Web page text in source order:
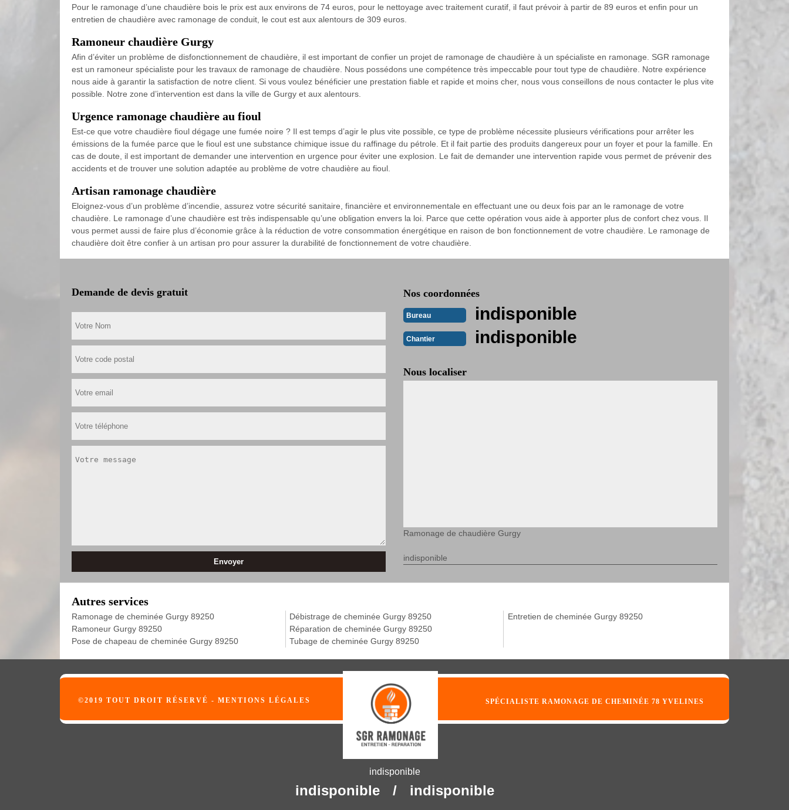
Pour le ramonage d’une chaudière bois le prix est aux environs de 74 euros, pour le nettoyage avec traitement curatif, il faut prévoir à partir de 89 euros et enfin pour un
entretien de chaudière avec ramonage de conduit, le cout est aux alentours de 309 euros.
Ramoneur chaudière Gurgy
Afin d’éviter un problème de disfonctionnement de chaudière, il est important de confier un projet de ramonage de chaudière à un spécialiste en ramonage. SGR ramonage
est un ramoneur spécialiste pour les travaux de ramonage de chaudière. Nous possédons une compétence très impeccable pour tout type de chaudière. Notre expérience
nous aide à garantir la satisfaction de notre client. Si vous voulez bénéficier une prestation fiable et rapide et moins cher, nous vous conseillons de nous contacter le plus vite
possible. Notre zone d’intervention est dans la ville de Gurgy et aux alentours.
Urgence ramonage chaudière au fioul
Est-ce que votre chaudière fioul dégage une fumée noire ? Il est temps d’agir le plus vite possible, ce type de problème nécessite plusieurs vérifications pour arrêter les
émissions de la fumée parce que le fioul est une substance chimique issue du raffinage du pétrole. Et il fait partie des produits dangereux pour un foyer et pour la famille. En
cas de doute, il est important de demander une intervention en urgence pour éviter une explosion. Le fait de demander une intervention rapide vous permet de prévenir des
accidents et de trouver une solution adaptée au problème de votre chaudière au fioul.
Artisan ramonage chaudière
Eloignez-vous d’un problème d’incendie, assurez votre sécurité sanitaire, financière et environnementale en effectuant une ou deux fois par an le ramonage de votre
chaudière. Le ramonage d’une chaudière est très indispensable qu’une obligation envers la loi. Parce que cette opération vous aide à apporter plus de confort chez vous. Il
vous permet aussi de faire plus d’économie grâce à la réduction de votre consommation énergétique en raison de bon fonctionnement de votre chaudière. Le ramonage de
chaudière doit être confier à un artisan pro pour assurer la durabilité de fonctionnement de votre chaudière.
Demande de devis gratuit Nos coordonnées
Bureau indisponible
Chantier indisponible
Nous localiser
Ramonage de chaudière Gurgy
indisponible
Autres services
Ramonage de cheminée Gurgy 89250
Ramoneur Gurgy 89250
Pose de chapeau de cheminée Gurgy 89250
Débistrage de cheminée Gurgy 89250
Réparation de cheminée Gurgy 89250
Tubage de cheminée Gurgy 89250
Entretien de cheminée Gurgy 89250
©2019 TOUT DROIT RÉSERVÉ - MENTIONS LÉGALES SPÉCIALISTE RAMONAGE DE CHEMINÉE 78 YVELINES
indisponible
indisponible / indisponible